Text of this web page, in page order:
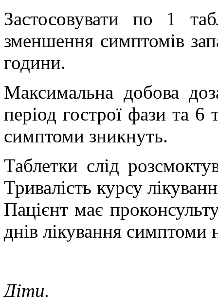
Застосовувати по 1
зменшення симптомів
години.
Максимальна добова
період гострої фази та 6
симптоми зникнуть.
Таблетки слід
Тривалість курсу
Пацієнт має
днів лікування
Діти.